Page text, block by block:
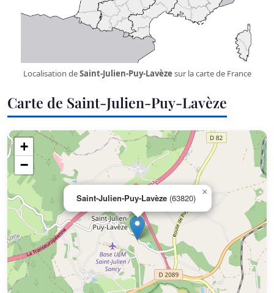
Localisation deSaint-Julien-Puy-Lavèzesur la carte de France
Carte de Saint-Julien-Puy-Lavèze
Saint-Julien-Puy-Lavèze (63820)
×
+
−